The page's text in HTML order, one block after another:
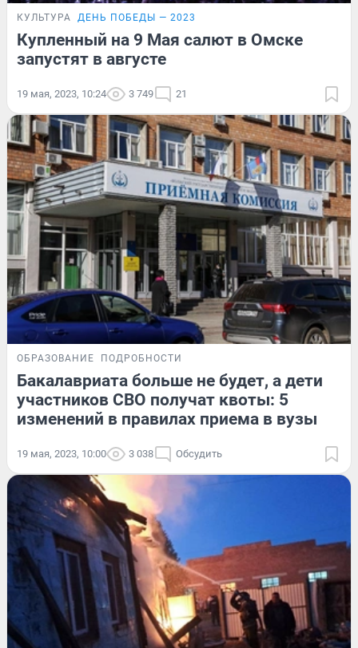
КУЛЬТУРА ДЕНЬ ПОБЕДЫ — 2023
Купленный на 9 Мая салют в Омске
запустят в августе
19 мая, 2023, 10:24 3 749 21
ОБРАЗОВАНИЕ ПОДРОБНОСТИ
Бакалавриата больше не будет, а дети
участников СВО получат квоты: 5
изменений в правилах приема в вузы
19 мая, 2023, 10:00 3 038 Обсудить